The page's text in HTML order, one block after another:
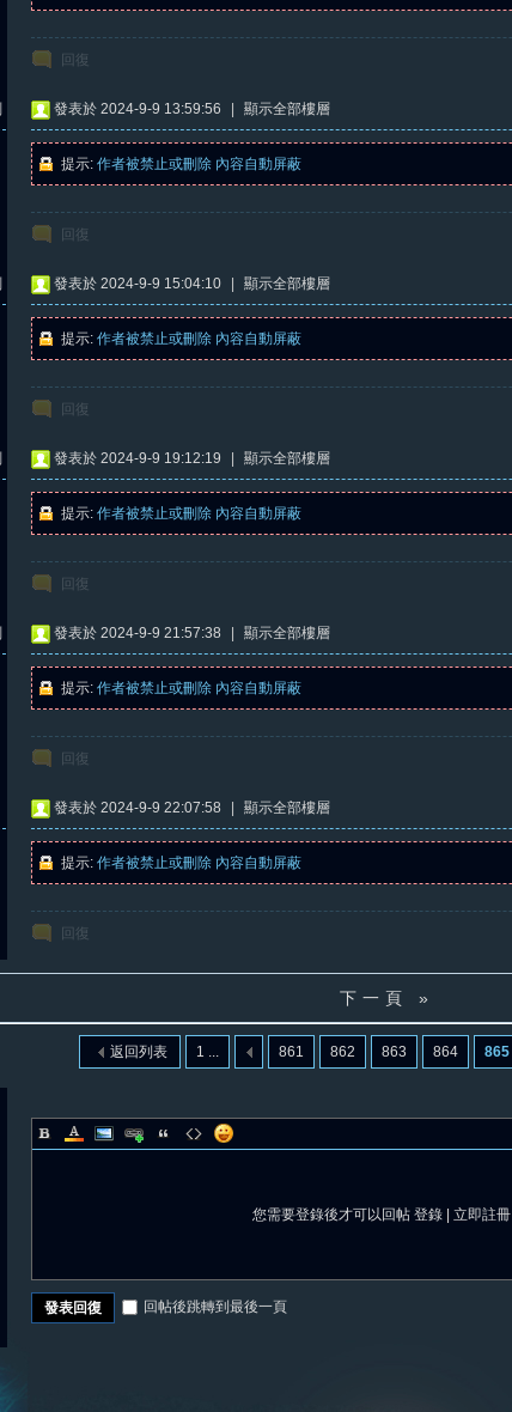
回復
發表於 2024-9-9 13:59:56 顯示全部樓層
提示: 作者被禁止或刪除 內容自動屏蔽
回復
發表於 2024-9-9 15:04:10 顯示全部樓層
提示: 作者被禁止或刪除 內容自動屏蔽
回復
發表於 2024-9-9 19:12:19 顯示全部樓層
提示: 作者被禁止或刪除 內容自動屏蔽
回復
發表於 2024-9-9 21:57:38 顯示全部樓層
提示: 作者被禁止或刪除 內容自動屏蔽
回復
發表於 2024-9-9 22:07:58 顯示全部樓層
提示: 作者被禁止或刪除 內容自動屏蔽
回復
下一頁 »
1 ... 861 862 863 864 865
返回列表
您需要登錄後才可以回帖 登錄 立即註冊
發表回復 回帖後跳轉到最後一頁